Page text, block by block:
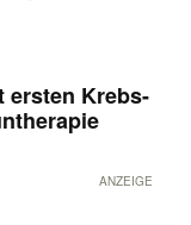
ersten Krebs-
ANZEIGE